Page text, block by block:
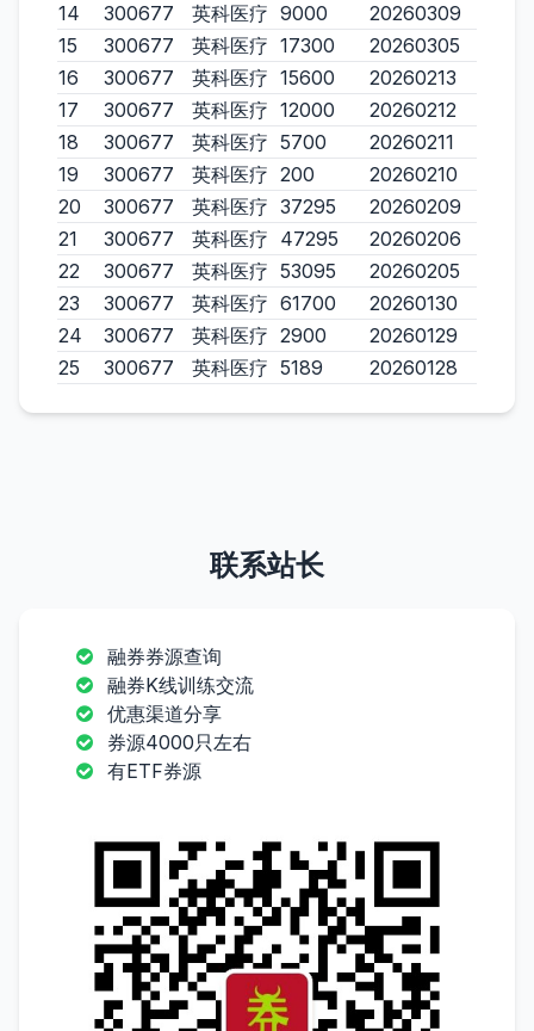
14
300677 英科医疗 9000
20260309
15
300677 英科医疗 17300
20260305
16
300677 英科医疗 15600
20260213
17
300677 英科医疗 12000
20260212
18
300677 英科医疗 5700
20260211
19
300677 英科医疗 200
20260210
20
300677 英科医疗 37295
20260209
21
300677 英科医疗 47295
20260206
22
300677 英科医疗 53095
20260205
23
300677 英科医疗 61700
20260130
24
300677 英科医疗 2900
20260129
25
300677 英科医疗 5189 20260128
联系站长
融券券源查询
融券K线训练交流
优惠渠道分享
券源4000只左右
有ETF券源